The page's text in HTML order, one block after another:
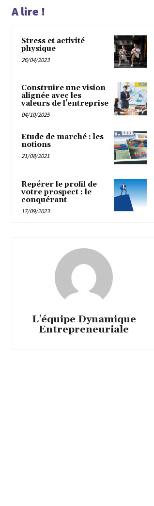
A lire !
Stress et activité
physique
26/04/2023
Construire une vision
alignée avec les
valeurs de l’entreprise
04/10/2025
Etude de marché : les
notions
21/08/2021
Repérer le profil de
votre prospect : le
conquérant
17/09/2023
L'équipe Dynamique
Entrepreneuriale